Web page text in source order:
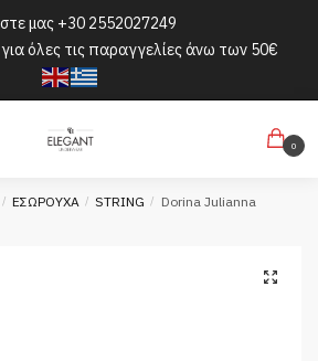
μας +30 2552027249
όλες τις παραγγελίες άνω των 50€
0
/ ΕΣΩΡΟΥΧΑ / STRING /
Dorina Julianna